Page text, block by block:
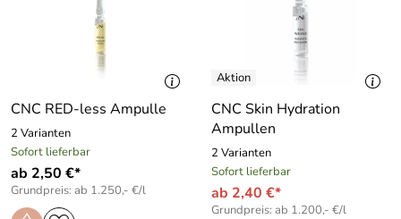
CNC RED-less Ampulle
2 Varianten
Sofort lieferbar
ab 2,50 €*
Grundpreis: ab 1.250,- €/l
CNC Skin Hydration
Ampullen
2 Varianten
Sofort lieferbar
ab 2,40 €*
Grundpreis: ab 1.200,- €/l